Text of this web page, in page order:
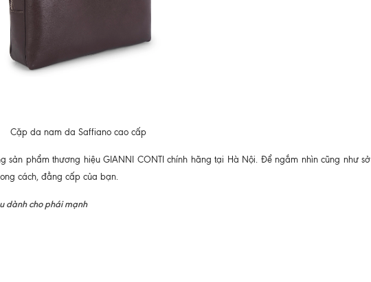
Cặp da nam da Saffiano cao cấp
sản phẩm thương hiệu GIANNI CONTI chính hãng tại Hà Nội. Để ngắm nhìn cũng như sở
cách, đẳng cấp của bạn.
dành cho phái mạnh